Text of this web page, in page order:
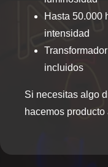
Hasta 50.000
intensidad
incluidos
Si necesitas algo
hacemos producto